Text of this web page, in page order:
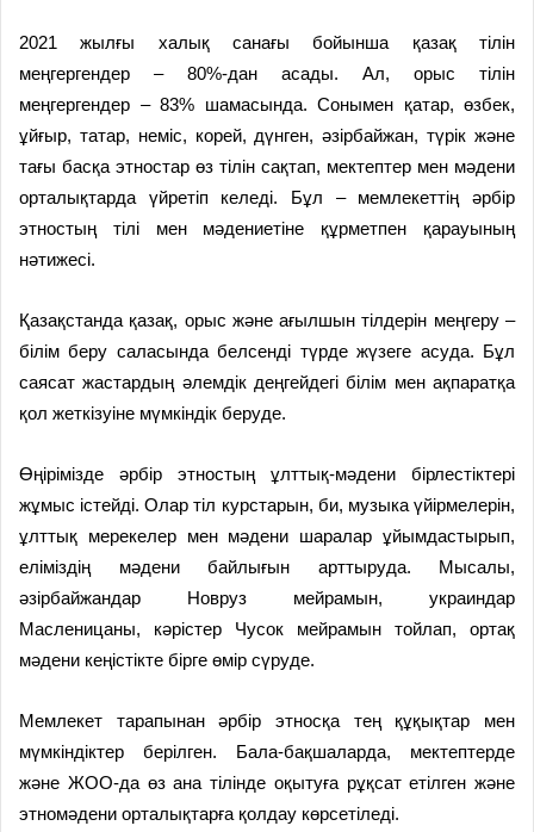
2021 жылғы халық санағы бойынша қазақ тілін
меңгергендер – 80%-дан асады. Ал, орыс тілін
меңгергендер – 83% шамасында. Сонымен қатар, өзбек,
ұйғыр, татар, неміс, корей, дүнген, әзірбайжан, түрік және
тағы басқа этностар өз тілін сақтап, мектептер мен мәдени
орталықтарда үйретіп келеді. Бұл – мемлекеттің әрбір
этностың тілі мен мәдениетіне құрметпен қарауының
нәтижесі.
Қазақстанда қазақ, орыс және ағылшын тілдерін меңгеру –
білім беру саласында белсенді түрде жүзеге асуда. Бұл
саясат жастардың әлемдік деңгейдегі білім мен ақпаратқа
қол жеткізуіне мүмкіндік беруде.
Өңірімізде әрбір этностың ұлттық-мәдени бірлестіктері
жұмыс істейді. Олар тіл курстарын, би, музыка үйірмелерін,
ұлттық мерекелер мен мәдени шаралар ұйымдастырып,
еліміздің мәдени байлығын арттыруда. Мысалы,
әзірбайжандар Новруз мейрамын, украиндар
Масленицаны, кәрістер Чусок мейрамын тойлап, ортақ
мәдени кеңістікте бірге өмір сүруде.
Мемлекет тарапынан әрбір этносқа тең құқықтар мен
мүмкіндіктер берілген. Бала-бақшаларда, мектептерде
және ЖОО-да өз ана тілінде оқытуға рұқсат етілген және
этномәдени орталықтарға қолдау көрсетіледі.